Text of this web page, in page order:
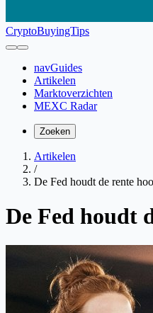
CryptoBuyingTips
navGuides
Artikelen
Marktoverzichten
MEXC Radar
Zoeken
Artikelen
/
De Fed houdt de rente
De Fed houdt